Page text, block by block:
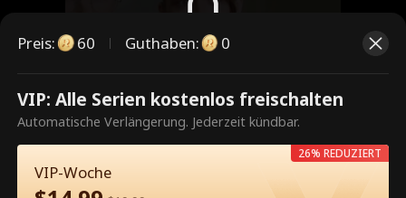
Dies ist eine kostenpflichtige
Episode. Bitte entsperren, um
weiterzusehen.
Preis: 60 Guthaben: 0
VIP: Alle Serien kostenlos freischalten
Automatische Verlängerung. Jederzeit kündbar.
VIP-Woche
26% REDUZIERT